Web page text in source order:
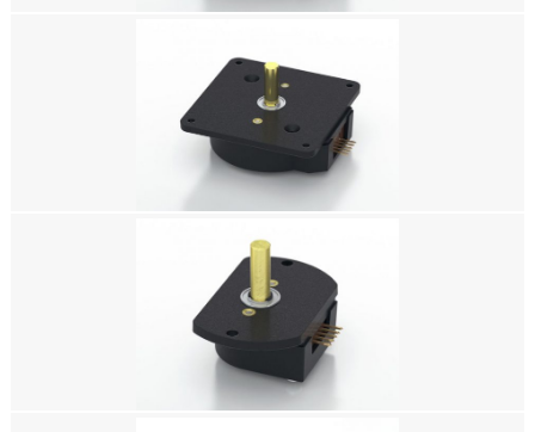
美国US DIGITAL编码器，H5 球轴承光轴编码器，增量式光电编码器，增量式
光学编码器，增量式光轴编码器，增量式编码器，相对编码器，增量型编码
美国US DIGITAL编码器，H3 球轴承光轴编码器，增量式光电编码器，增量式
光学编码器，增量式光轴编码器，增量式编码器，相对编码器，增量型编码